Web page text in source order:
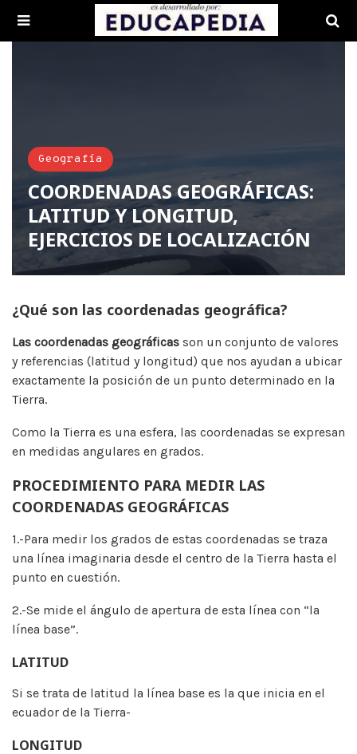
Geografía
COORDENADAS GEOGRÁFICAS:
LATITUD Y LONGITUD,
EJERCICIOS DE LOCALIZACIÓN
¿Qué son las coordenadas geográfica?
Las coordenadas geográficas son un conjunto de valores
y referencias (latitud y longitud) que nos ayudan a ubicar
exactamente la posición de un punto determinado en la
Tierra.
Como la Tierra es una esfera, las coordenadas se expresan
en medidas angulares en grados.
PROCEDIMIENTO PARA MEDIR LAS
COORDENADAS GEOGRÁFICAS
1.-Para medir los grados de estas coordenadas se traza
una línea imaginaria desde el centro de la Tierra hasta el
punto en cuestión.
2.-Se mide el ángulo de apertura de esta línea con “la
línea base”.
LATITUD
Si se trata de latitud la línea base es la que inicia en el
ecuador de la Tierra-
LONGITUD